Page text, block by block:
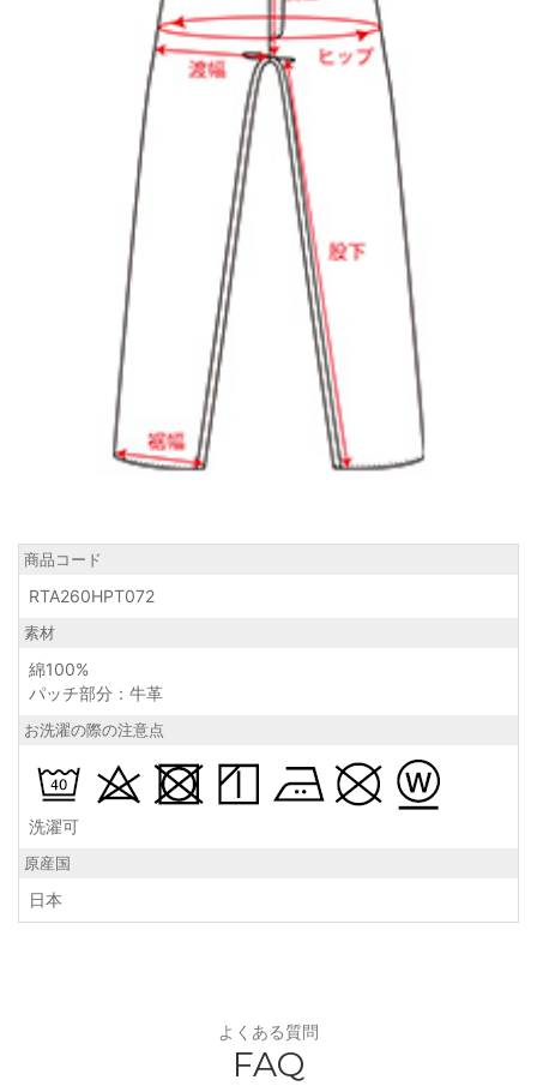
商品コード
RTA260HPT072
素材
綿100%
パッチ部分：牛革
お洗濯の際の注意点
洗濯可
原産国
日本
よくある質問
FAQ